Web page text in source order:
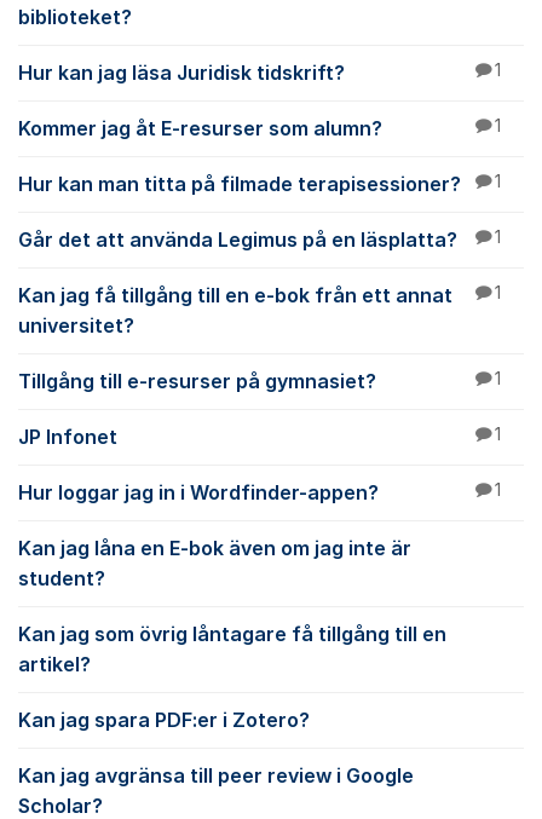
biblioteket?
Hur kan jag läsa Juridisk tidskrift? 1
Kommer jag åt E-resurser som alumn? 1
Hur kan man titta på filmade terapisessioner? 1
Går det att använda Legimus på en läsplatta? 1
Kan jag få tillgång till en e-bok från ett annat
universitet?
1
Tillgång till e-resurser på gymnasiet? 1
JP Infonet 1
Hur loggar jag in i Wordfinder-appen? 1
Kan jag låna en E-bok även om jag inte är
student?
Kan jag som övrig låntagare få tillgång till en
artikel?
Kan jag spara PDF:er i Zotero?
Kan jag avgränsa till peer review i Google
Scholar?